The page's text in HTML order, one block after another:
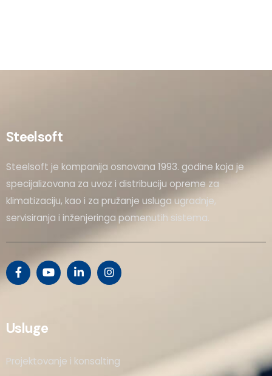
Steelsoft
Steelsoft je kompanija osnovana 1993. godine koja je
specijalizovana za uvoz i distribuciju opreme za
klimatizaciju, kao i za pružanje usluga ugradnje,
servisiranja i inženjeringa pomenutih sistema.
Usluge
Projektovanje i konsalting